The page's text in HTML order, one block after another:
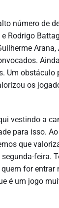
número de
Rodrigo
Arana,
Um obstáculo
os
vestindo a
para isso.
que
feira.
for entrar
é um jogo